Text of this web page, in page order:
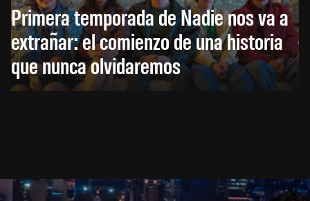
Primera temporada de Nadie nos va a
extrañar: el comienzo de una historia
que nunca olvidaremos